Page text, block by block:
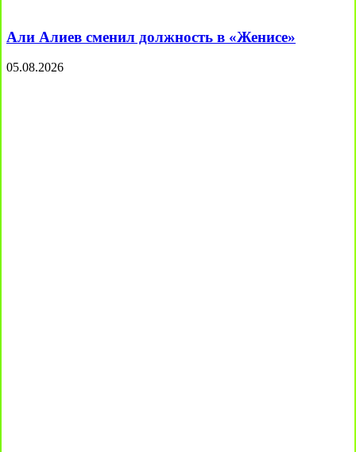
Али Алиев сменил должность в «Женисе»
05.08.2026